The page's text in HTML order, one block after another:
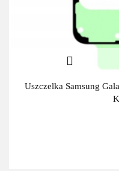
Uszczelka Samsung